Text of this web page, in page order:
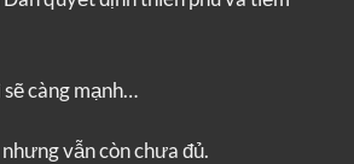
càng mạnh…
vẫn còn chưa đủ.